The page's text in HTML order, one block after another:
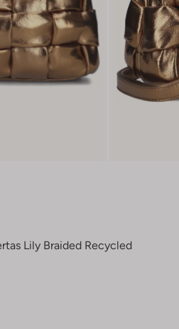
Lily Braided Recycled